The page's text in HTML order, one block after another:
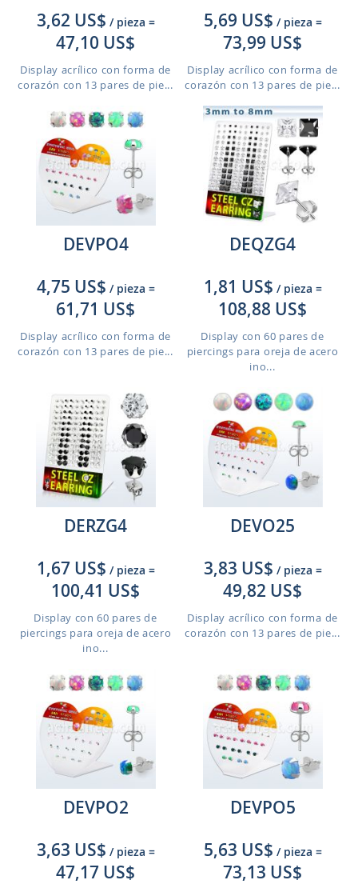
3,62 US$ / pieza =
47,10 US$
Display acrílico con forma de
corazón con 13 pares de pie...
5,69 US$ / pieza =
73,99 US$
Display acrílico con forma de
corazón con 13 pares de pie...
DEVPO4
4,75 US$ / pieza =
61,71 US$
Display acrílico con forma de
corazón con 13 pares de pie...
DEQZG4
1,81 US$ / pieza =
108,88 US$
Display con 60 pares de
piercings para oreja de acero
ino...
DERZG4
1,67 US$ / pieza =
100,41 US$
Display con 60 pares de
piercings para oreja de acero
ino...
DEVO25
3,83 US$ / pieza =
49,82 US$
Display acrílico con forma de
corazón con 13 pares de pie...
DEVPO2
3,63 US$ / pieza =
47,17 US$
DEVPO5
5,63 US$ / pieza =
73,13 US$